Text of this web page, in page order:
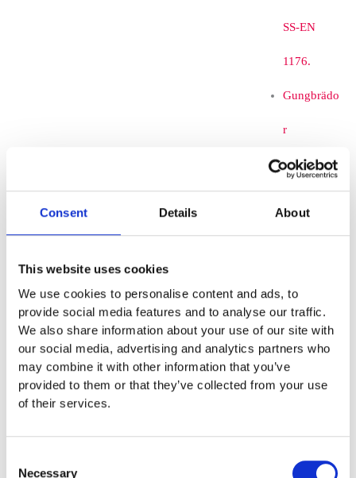
Consent Details About
This website uses cookies
We use cookies to personalise content and ads, to
provide social media features and to analyse our traffic.
We also share information about your use of our site with
our social media, advertising and analytics partners who
may combine it with other information that you’ve
provided to them or that they’ve collected from your use
of their services.
Necessary
SS-EN
1176.
Gungbrädo
r
Gungdjur
tillbehör
Småbarnslek
Lekhus
gar
Småbarnsle